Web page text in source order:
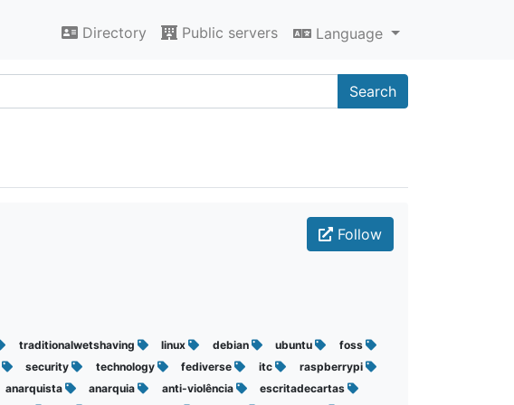
Directory Public servers Language
Search
Follow
traditionalwetshaving linux debian ubuntu
foss
security technology fediverse itc
raspberrypi
anarquista anarquia anti-violência
escritadecartas